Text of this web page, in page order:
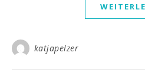
katjapelzer